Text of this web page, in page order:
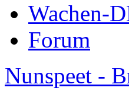
Wachen-
Forum
Nunspeet -